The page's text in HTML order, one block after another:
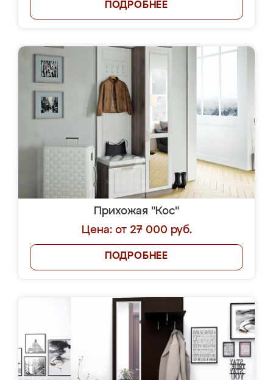
ПОДРОБНЕЕ
Прихожая "Кос"
Цена: от 27 000 руб.
ПОДРОБНЕЕ